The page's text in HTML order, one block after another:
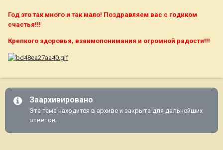
Год это так много и так мало! Поздравляем вас с годиком
счастья!!!
Крепкого здоровья, взаимопонимания и огромной радости!!!
Заархивировано
Эта тема находится в архиве и закрыта для дальнейших
ответов.